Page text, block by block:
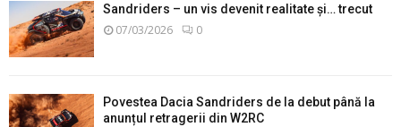
Sandriders – un vis devenit realitate și… trecut
07/03/2026 0
Povestea Dacia Sandriders de la debut până la
anunțul retragerii din W2RC